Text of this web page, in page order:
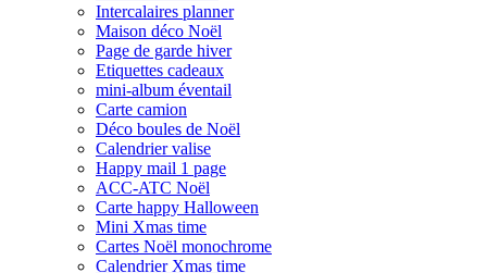
Intercalaires planner
Maison déco Noël
Page de garde hiver
Etiquettes cadeaux
mini-album éventail
Carte camion
Déco boules de Noël
Calendrier valise
Happy mail 1 page
ACC-ATC Noël
Carte happy Halloween
Mini Xmas time
Cartes Noël monochrome
Calendrier Xmas time